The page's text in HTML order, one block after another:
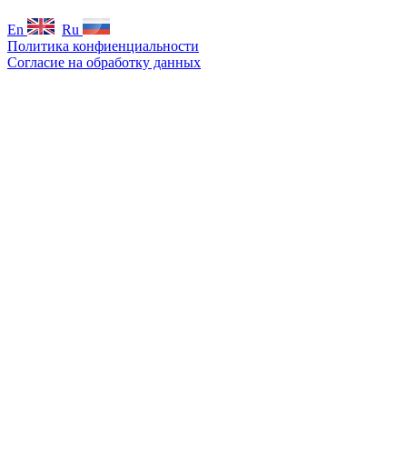
En
Ru
Политика конфиенциальности
Согласие на обработку данных